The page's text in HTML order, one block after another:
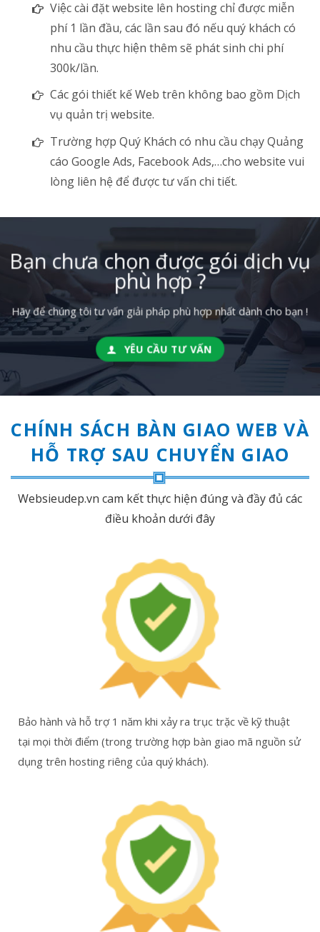
Việc cài đặt website lên hosting chỉ được miễn
phí 1 lần đầu, các lần sau đó nếu quý khách có
nhu cầu thực hiện thêm sẽ phát sinh chi phí
300k/lần.
Các gói thiết kế Web trên không bao gồm Dịch
vụ quản trị website.
Trường hợp Quý Khách có nhu cầu chạy Quảng
cáo Google Ads, Facebook Ads,…cho website vui
lòng liên hệ để được tư vấn chi tiết.
Bạn chưa chọn được gói dịch vụ
phù hợp ?
Hãy để chúng tôi tư vấn giải pháp phù hợp nhất dành cho bạn !
YÊU CẦU TƯ VẤN
CHÍNH SÁCH BÀN GIAO WEB VÀ
HỖ TRỢ SAU CHUYỂN GIAO
Websieudep.vn cam kết thực hiện đúng và đầy đủ các
điều khoản dưới đây
Bảo hành và hỗ trợ 1 năm khi xảy ra trục trặc về kỹ thuật
tại mọi thời điểm (trong trường hợp bàn giao mã nguồn sử
dụng trên hosting riêng của quý khách).